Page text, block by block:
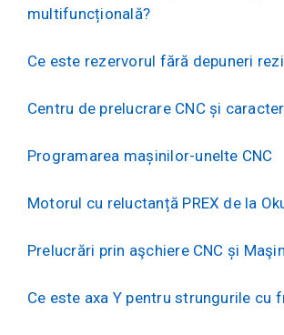
multifuncțională?
Ce este rezervorul fără depuneri
Centru de prelucrare CNC și
Programarea mașinilor-unelte CNC
Motorul cu reluctanță PREX de la
Prelucrări prin aşchiere CNC și
Ce este axa Y pentru strungurile cu